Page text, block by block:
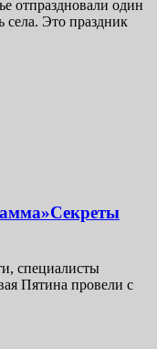
отпраздновали один
Это праздник
специалисты
Пятина провели с